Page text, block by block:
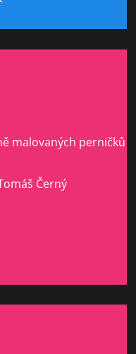
malovaných perničků
Černý